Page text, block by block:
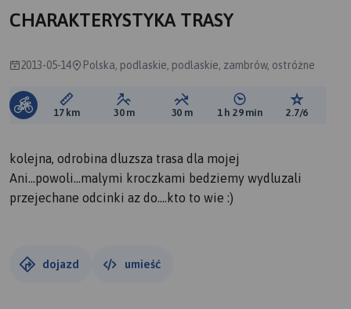
CHARAKTERYSTYKA TRASY
2013-05-14 Polska, podlaskie, podlaskie, zambrów, ostróżne
Długość trasy:
17 km Suma przewyższeń:
30 m Suma spadków:
30 m Średni czas potrzebny
1 h 29 min Ocena
2.7/6
kolejna, odrobina dluzsza trasa dla mojej
Ani...powoli...malymi kroczkami bedziemy wydluzali
przejechane odcinki az do....kto to wie :)
dojazd umieść